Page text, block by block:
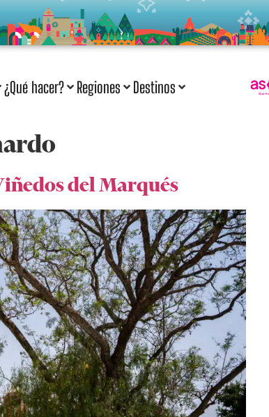
¿Qué hacer? Regiones Destinos
del Marqués